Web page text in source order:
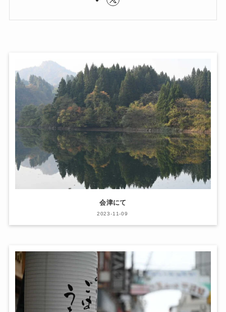
会津にて
2023-11-09